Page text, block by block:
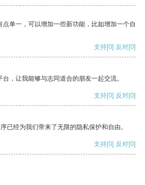
点单一，可以增加一些新功能，比如增加一个自
支持[0] 反对[0]
，让我能够与志同道合的朋友一起交流。
支持[0] 反对[0]
已经为我们带来了无限的隐私保护和自由。
支持[0] 反对[0]